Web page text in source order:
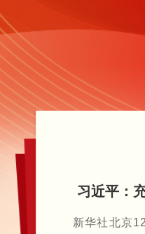
习近平：
新华社北京